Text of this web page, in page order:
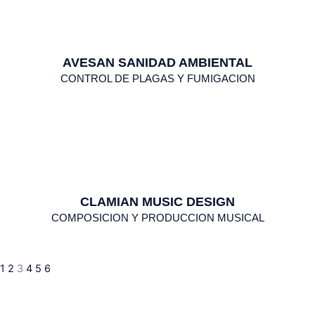
AVESAN SANIDAD AMBIENTAL
CONTROL DE PLAGAS Y FUMIGACION
CLAMIAN MUSIC DESIGN
COMPOSICION Y PRODUCCION MUSICAL
1 2 3 4 5 6